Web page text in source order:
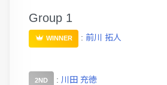
Group 1
WINNER : 前川 拓人
2ND : 川田 充徳